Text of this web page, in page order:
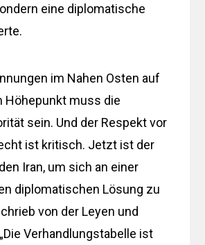
eine diplomatische
im Nahen Osten auf
Höhepunkt muss die
sein. Und der Respekt vor
ist kritisch. Jetzt ist der
Iran, um sich an einer
diplomatischen Lösung zu
von der Leyen und
Verhandlungstabelle ist